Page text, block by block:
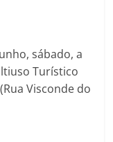
sábado, a
Turístico
Visconde do